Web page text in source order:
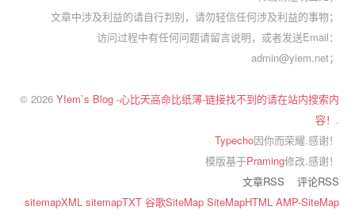
文章中涉及利益的请自行判别，请勿轻信任何涉及利益的事物；
访问过程中有任何问题请留言说明，或者发送Email：
admin@yiem.net；
© 2026 YIem`s Blog -心比天高命比纸薄-链接找不到的请在站内搜索内
容！ .
Typecho因你而荣耀.感谢！
模版基于Praming修改.感谢！
文章RSS
评论RSS
sitemapXML sitemapTXT 谷歌SiteMap SiteMapHTML AMP-SiteMap